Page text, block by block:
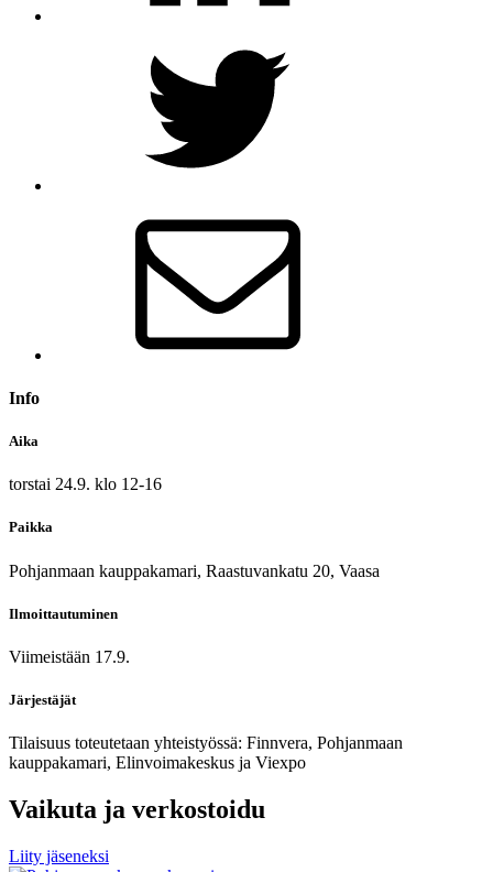
Info
Aika
torstai 24.9. klo 12-16
Paikka
Pohjanmaan kauppakamari, Raastuvankatu 20, Vaasa
Ilmoittautuminen
Viimeistään 17.9.
Järjestäjät
Tilaisuus toteutetaan yhteistyössä: Finnvera, Pohjanmaan
kauppakamari, Elinvoimakeskus ja Viexpo
Vaikuta ja verkostoidu
Liity jäseneksi